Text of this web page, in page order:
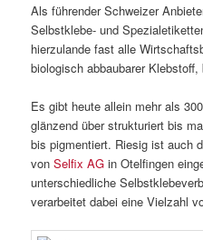
Als führender Schweizer
Selbstklebe- und
hierzulande fast alle
biologisch abbaubarer
Es gibt heute allein mehr als
glänzend über strukturiert bis
bis pigmentiert. Riesig ist auch
vonSelfix AG in Otelfingen
unterschiedliche
verarbeitet dabei eine Vielzahl